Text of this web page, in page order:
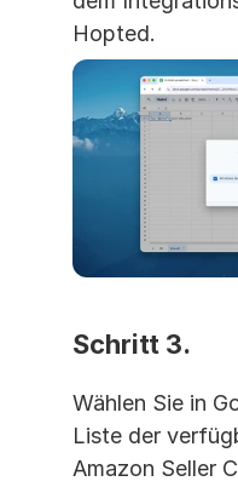
Hopted.
Schritt 3.
Wählen Sie in
Liste der
Amazon Seller